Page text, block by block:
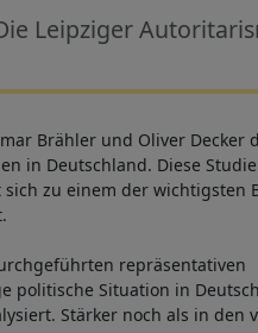
Leipziger
Brähler und Oliver Decker
in Deutschland. Diese
zu einem der wichtigsten
repräsentativen
politische Situation in
Stärker noch als in den